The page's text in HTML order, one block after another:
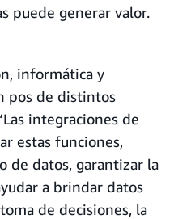
puede generar valor.
informática y
pos de distintos
integraciones de
estas funciones,
de datos, garantizar la
a brindar datos
de decisiones, la